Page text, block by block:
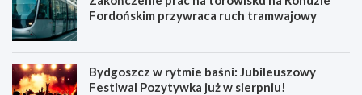
Fordońskim przywraca ruch tramwajowy
Bydgoszcz w rytmie baśni: Jubileuszowy
Festiwal Pozytywka już w sierpniu!